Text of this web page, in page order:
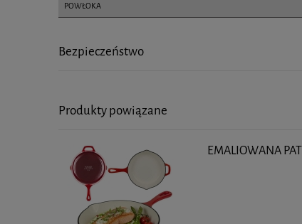
POWŁOKA
Bezpieczeństwo
Produkty powiązane
EMALIOWANA